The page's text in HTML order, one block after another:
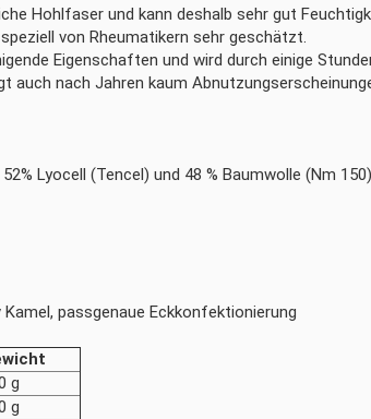
Hohlfaser und kann deshalb sehr gut
von Rheumatikern sehr geschätzt.
Eigenschaften und wird durch einige
auch nach Jahren kaum
Lyocell (Tencel) und 48 % Baumwolle (Nm 150)
passgenaue Eckkonfektionierung
g
g